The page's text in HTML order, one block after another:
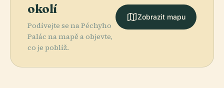
okolí
Podívejte se na Péchyho
Palác na mapě a objevte,
co je poblíž.
Zobrazit mapu